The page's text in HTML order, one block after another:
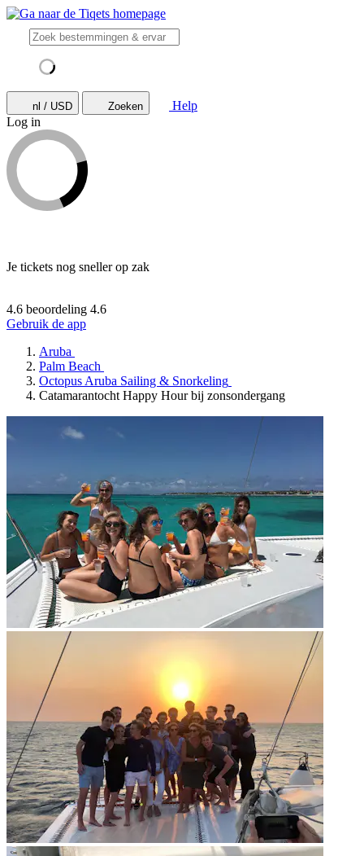
nl / USD Zoeken
Help
Log in
Je tickets nog sneller op zak
4.6 beoordeling 4.6
Gebruik de app
Aruba
Palm Beach
Octopus Aruba Sailing & Snorkeling
Catamarantocht Happy Hour bij zonsondergang